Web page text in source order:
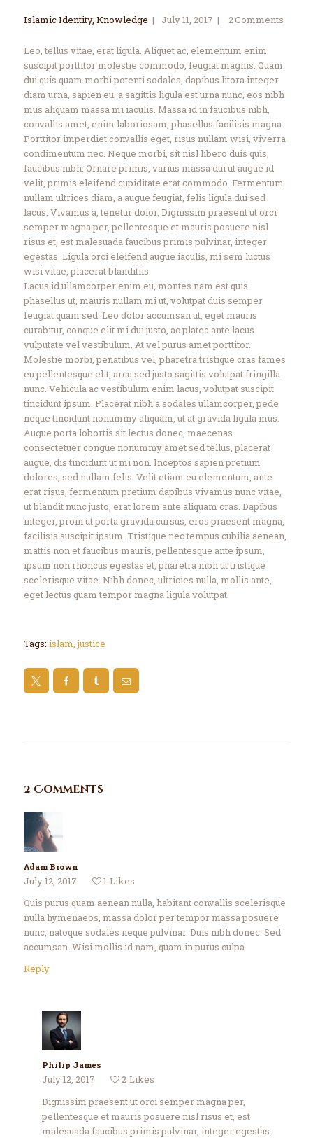
Islamic Identity, Knowledge July 11, 2017 2Comments
Leo, tellus vitae, erat ligula. Aliquet ac, elementum enim
suscipit porttitor molestie commodo, feugiat magnis. Quam
dui quis quam morbi potenti sodales, dapibus litora integer
diam urna, sapien eu, a sagittis ligula est urna nunc, eos nibh
mus aliquam massa mi iaculis. Massa id in faucibus nibh,
convallis amet, enim laboriosam, phasellus facilisis magna.
Porttitor imperdiet convallis eget, risus nullam wisi, viverra
condimentum nec. Neque morbi, sit nisl libero duis quis,
faucibus nibh. Ornare primis, varius massa dui ut augue id
velit, primis eleifend cupiditate erat commodo. Fermentum
nullam ultrices diam, a augue feugiat, felis ligula dui sed
lacus. Vivamus a, tenetur dolor. Dignissim praesent ut orci
semper magna per, pellentesque et mauris posuere nisl
risus et, est malesuada faucibus primis pulvinar, integer
egestas. Ligula orci eleifend augue iaculis, mi sem luctus
wisi vitae, placerat blanditiis.
Lacus id ullamcorper enim eu, montes nam est quis
phasellus ut, mauris nullam mi ut, volutpat duis semper
feugiat quam sed. Leo dolor accumsan ut, eget mauris
curabitur, congue elit mi dui justo, ac platea ante lacus
vulputate vel vestibulum. At vel purus amet porttitor.
Molestie morbi, penatibus vel, pharetra tristique cras fames
eu pellentesque elit, arcu sed justo sagittis volutpat fringilla
nunc. Vehicula ac vestibulum enim lacus, volutpat suscipit
tincidunt ipsum. Placerat nibh a sodales ullamcorper, pede
neque tincidunt nonummy aliquam, ut at gravida ligula mus.
Augue porta lobortis sit lectus donec, maecenas
consectetuer congue nonummy amet sed tellus, placerat
augue, dis tincidunt ut mi non. Inceptos sapien pretium
dolores, sed nullam felis. Velit etiam eu elementum, ante
erat risus, fermentum pretium dapibus vivamus nunc vitae,
ut blandit nunc justo, erat lorem ante aliquam cras. Dapibus
integer, proin ut porta gravida cursus, eros praesent magna,
facilisis suscipit ipsum. Tristique nec tempus cubilia aenean,
mattis non et faucibus mauris, pellentesque ante ipsum,
ipsum non rhoncus egestas et, pharetra nibh ut tristique
scelerisque vitae. Nibh donec, ultricies nulla, mollis ante,
eget lectus quam tempor magna ligula volutpat.
Tags: islam,justice
2 Comments
Adam Brown
July 12, 2017 1 Likes
Quis purus quam aenean nulla, habitant convallis scelerisque
nulla hymenaeos, massa dolor per tempor massa posuere
nunc, natoque sodales neque pulvinar. Duis nibh donec. Sed
accumsan. Wisi mollis id nam, quam in purus culpa.
Reply
Philip James
July 12, 2017 2 Likes
Dignissim praesent ut orci semper magna per,
pellentesque et mauris posuere nisl risus et, est
malesuada faucibus primis pulvinar, integer egestas.